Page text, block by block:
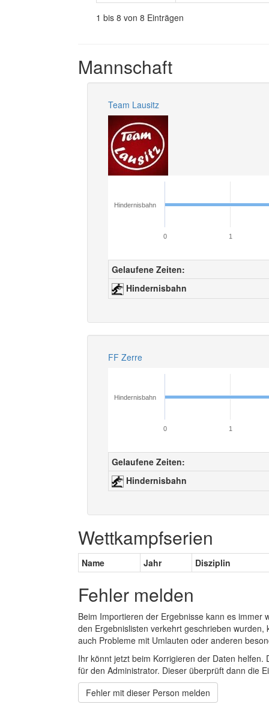
1 bis 8 von 8 Einträgen
Mannschaft
Team Lausitz
Hindernisbahn
0 1
Gelaufene Zeiten:
Hindernisbahn
FF Zerre
Hindernisbahn
0 1
Gelaufene Zeiten:
Hindernisbahn
Wettkampfserien
Name Jahr Disziplin
Fehler melden
Beim Importieren der Ergebnisse kann es
den Ergebnislisten verkehrt geschrieben
auch Probleme mit Umlauten oder anderen
Ihr könnt jetzt beim Korrigieren der Daten
für den Administrator. Dieser überprüft dann die
Fehler mit dieser Person melden